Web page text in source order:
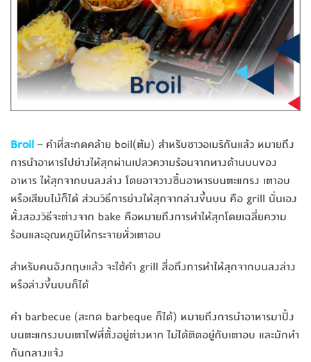
Broil – คำที่สะกดคล้าย boil(ต้ม) สำหรับชาวอเมริกันแล้ว หมายถึง
การนำอาหารไปย่างให้สุกผ่านเปลวความร้อนจากทางด้านบนของ
อาหาร ให้สุกจากบนลงล่าง โดยอาจวางชิ้นอาหารบนตะแกรง เตาอบ
หรือเสียบไม้ก็ได้ ส่วนวิธีการย่างให้สุกจากล่างขึ้นบน คือ grill นั่นเอง
ทั้งสองวิธีจะต่างจาก bake คือหมายถึงการทำให้สุกโดยเฉลี่ยความ
ร้อนและอุณหภูมิให้กระจายทั่วเตาอบ
สำหรับคนอังกฤษแล้ว จะใช้คำ grill สื่อถึงการทำให้สุกจากบนลงล่าง
หรือล่างขึ้นบนก็ได้
คำ barbecue (สะกด barbeque ก็ได้) หมายถึงการนำอาหารมาปิ้ง
บนตะแกรงบนเตาไฟที่ตั้งอยู่ต่างหาก ไม่ได้ติดอยู่กับเตาอบ และมักทำ
กันกลางแจ้ง